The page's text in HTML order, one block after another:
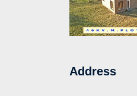
Address